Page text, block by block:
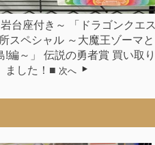
台座付き～ 「ドラゴンクエス
スペシャル ～大魔王ゾーマと
!編～」 伝説の勇者賞 買い取り
ました！■ 次へ